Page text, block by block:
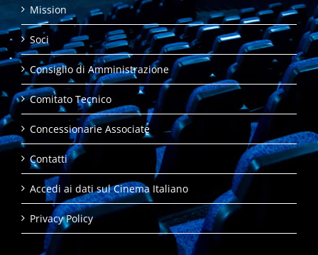
Mission
Soci
Consiglio di Amministrazione
Comitato Tecnico
Concessionarie Associate
Contatti
Accedi ai dati sul Cinema Italiano
Privacy Policy